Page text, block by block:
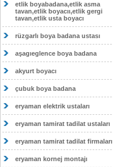
etlik boyabadana,etlik asma
tavan,etlik boyacıı,etlik gergi
tavan,etlik usta boyacı
rüzgarlı boya badana ustası
aşagıeglence boya badana
akyurt boyacı
çubuk boya badana
eryaman elektrik ustaları
eryaman tamirat tadilat ustaları
eryaman tamirat tadilat firmaları
eryaman kornej montajı